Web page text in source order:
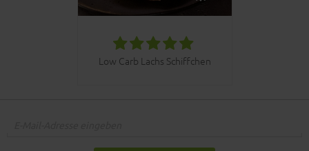
Low Carb Lachs Schiffchen